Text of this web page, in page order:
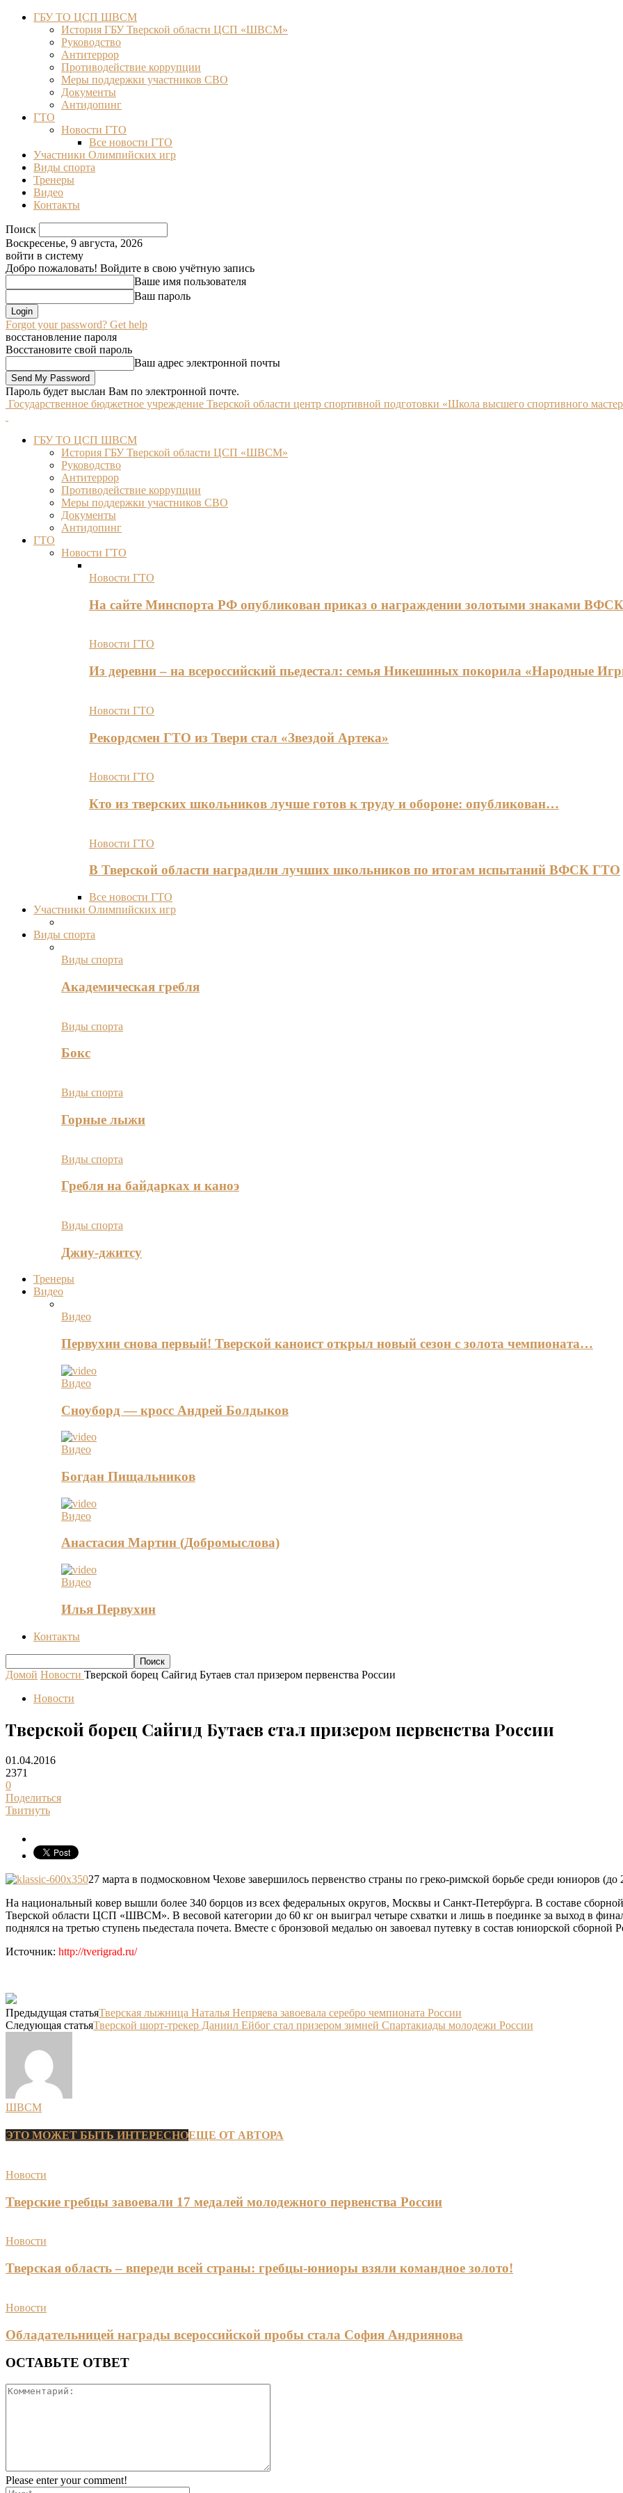
ГБУ ТО ЦСП ШВСМ
История ГБУ Тверской области ЦСП «ШВСМ»
Руководство
Антитеррор
Противодействие коррупции
Меры поддержки участников СВО
Документы
Антидопинг
ГТО
Новости ГТО
Все новости ГТО
Участники Олимпийских игр
Виды спорта
Тренеры
Видео
Контакты
Поиск
Воскресенье, 9 августа, 2026
войти в систему
Добро пожаловать! Войдите в свою учётную запись
Ваше имя пользователя
Ваш пароль
Forgot your password? Get help
восстановление пароля
Восстановите свой пароль
Ваш адрес электронной почты
Пароль будет выслан Вам по электронной почте.
Государственное бюджетное учреждение Тверской области центр спортивной подготовки «Школа высшего спортивного
ГБУ ТО ЦСП ШВСМ
История ГБУ Тверской области ЦСП «ШВСМ»
Руководство
Антитеррор
Противодействие коррупции
Меры поддержки участников СВО
Документы
Антидопинг
ГТО
Новости ГТО
Новости ГТО
На сайте Минспорта РФ опубликован приказ о награждении золотыми знаками
Новости ГТО
Из деревни – на всероссийский пьедестал: семья Никешиных покорила «Народные
Новости ГТО
Рекордсмен ГТО из Твери стал «Звездой Артека»
Новости ГТО
Кто из тверских школьников лучше готов к труду и обороне: опубликован…
Новости ГТО
В Тверской области наградили лучших школьников по итогам испытаний ВФСК ГТО
Все новости ГТО
Участники Олимпийских игр
Виды спорта
Виды спорта
Академическая гребля
Виды спорта
Бокс
Виды спорта
Горные лыжи
Виды спорта
Гребля на байдарках и каноэ
Виды спорта
Джиу-джитсу
Тренеры
Видео
Видео
Первухин снова первый! Тверской каноист открыл новый сезон с золота чемпионата…
Видео
Сноуборд — кросс Андрей Болдыков
Видео
Богдан Пищальников
Видео
Анастасия Мартин (Добромыслова)
Видео
Илья Первухин
Контакты
Домой Новости Тверской борец Сайгид Бутаев стал призером первенства России
Новости
Тверской борец Сайгид Бутаев стал призером первенства России
01.04.2016
2371
0
Поделиться
Твитнуть
27 марта в подмосковном Чехове завершилось первенство страны по греко-римской борьбе среди юниоров (до
На национальный ковер вышли более 340 борцов из всех федеральных округов, Москвы и Санкт-Петербурга. В составе
Тверской области ЦСП «ШВСМ». В весовой категории до 60 кг он выиграл четыре схватки и лишь в поединке за выход в
поднялся на третью ступень пьедестала почета. Вместе с бронзовой медалью он завоевал путевку в состав юниорской
Источник: http://tverigrad.ru/
Предыдущая статьяТверская лыжница Наталья Непряева завоевала серебро чемпионата России
Следующая статьяТверской шорт-трекер Даниил Ейбог стал призером зимней Спартакиады молодежи России
ШВСМ
ЭТО МОЖЕТ БЫТЬ ИНТЕРЕСНОЕЩЕ ОТ АВТОРА
Новости
Тверские гребцы завоевали 17 медалей молодежного первенства России
Новости
Тверская область – впереди всей страны: гребцы-юниоры взяли командное золото!
Новости
Обладательницей награды всероссийской пробы стала София Андриянова
ОСТАВЬТЕ ОТВЕТ
Please enter your comment!